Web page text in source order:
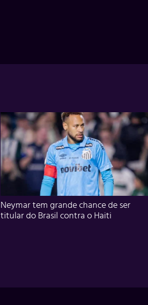
Neymar tem grande chance de ser
titular do Brasil contra o Haiti